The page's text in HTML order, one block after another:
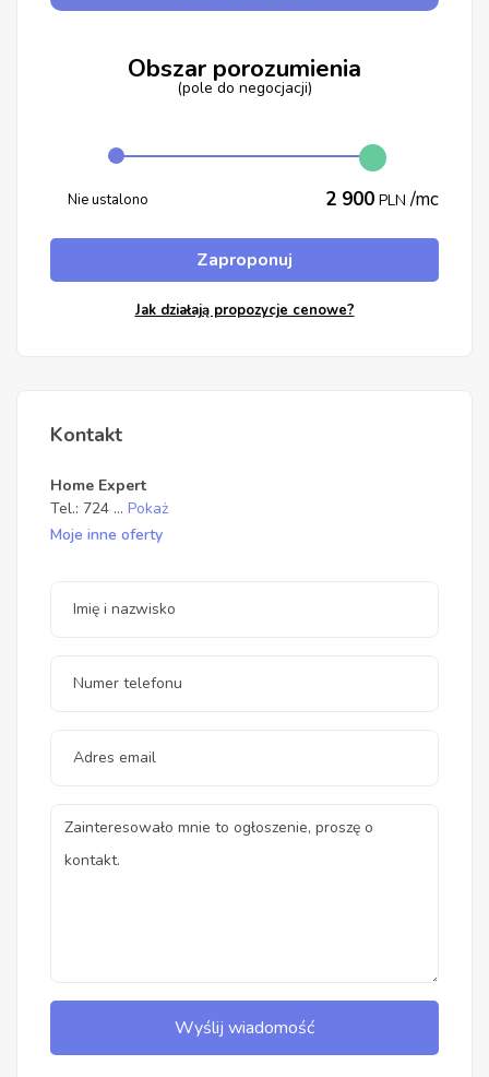
Obszar porozumienia
(pole do negocjacji)
Nie ustalono 2 900 PLN /mc
Zaproponuj
Jak działają propozycje cenowe?
Kontakt
Home Expert
Tel.: 724 ... Pokaż
Moje inne oferty
Wyślij wiadomość